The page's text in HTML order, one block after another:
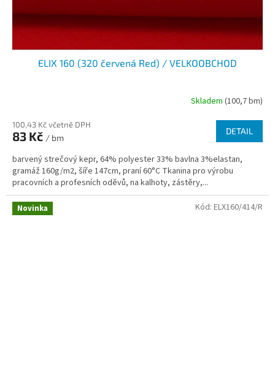
ELIX 160 (320 červená Red) / VELKOOBCHOD
Skladem (100,7 bm)
100,43 Kč včetně DPH
83 Kč / bm
DETAIL
barvený strečový kepr, 64% polyester 33% bavlna 3%elastan,
gramáž 160g/m2, šíře 147cm, praní 60°C Tkanina pro výrobu
pracovních a profesních oděvů, na kalhoty, zástěry,...
Novinka Kód: ELX160/414/R